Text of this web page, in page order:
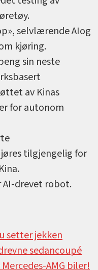
selvlærende AIog
kjøring.
sin neste
av Kinas
for autonom
tilgjengelig for
drevet robot.
setter jekken
sedancoupé
AMG biler!